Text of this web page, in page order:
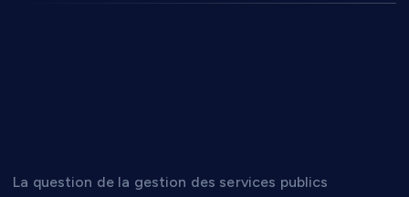
La question de la gestion des services publics